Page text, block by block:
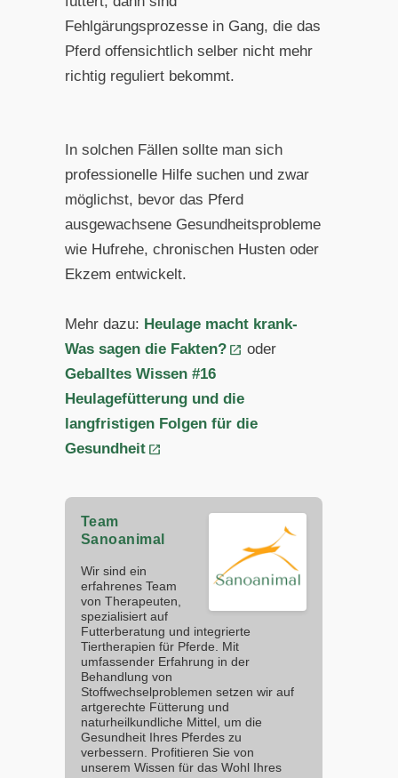
Fehlgärungsprozesse in Gang, die das
Pferd offensichtlich selber nicht mehr
richtig reguliert bekommt.
In solchen Fällen sollte man sich
professionelle Hilfe suchen und zwar
möglichst, bevor das Pferd
ausgewachsene Gesundheitsprobleme
wie Hufrehe, chronischen Husten oder
Ekzem entwickelt.
Mehr dazu: Heulage macht krank-
Was sagen die Fakten?
oder
Geballtes Wissen #16
Heulagefütterung und die
langfristigen Folgen für die
Gesundheit
Team
Sanoanimal
Wir sind ein
erfahrenes Team
von Therapeuten,
spezialisiert auf
Futterberatung und integrierte
Tiertherapien für Pferde. Mit
umfassender Erfahrung in der
Behandlung von
Stoffwechselproblemen setzen wir auf
artgerechte Fütterung und
naturheilkundliche Mittel, um die
Gesundheit Ihres Pferdes zu
verbessern. Profitieren Sie von
unserem Wissen für das Wohl Ihres